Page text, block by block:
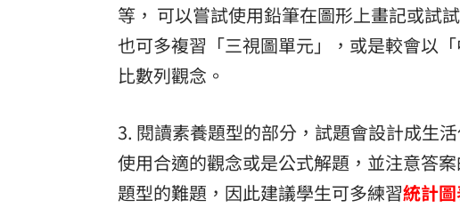
等， 可以嘗試使用鉛筆在圖形上畫記或試
也可多複習「三視圖單元」，或是較會以
比數列觀念。
3. 閱讀素養題型的部分，試題會設計成生
使用合適的觀念或是公式解題，並注意答
題型的難題，因此建議學生可多練習統計